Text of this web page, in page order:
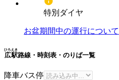
特別ダイヤ
お盆期間中の運行について
広駅
ひろえき
路線・時刻表・のりば一覧
降車バス停